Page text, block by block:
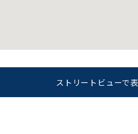
ストリートビューで